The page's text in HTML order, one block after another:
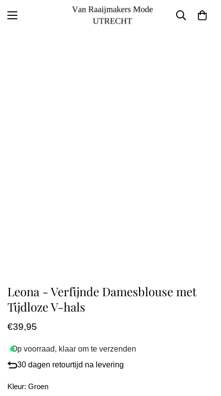
Leona - Verfijnde Damesblouse met
Tijdloze V-hals
Normale
€39,95
Op voorraad, klaar om te verzenden
30 dagen retourtijd na levering
Kleur: Groen